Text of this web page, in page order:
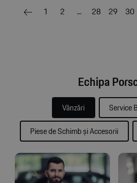
1 2 ... 28 29 30
Echipa
Vânzări
Service
Piese de Schimb și Accesorii